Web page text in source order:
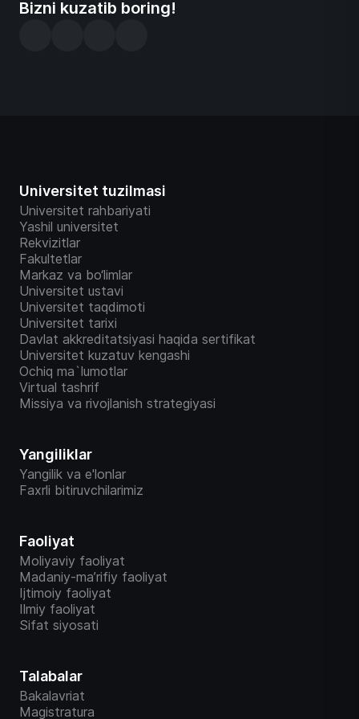
Bizni kuzatib boring!
Universitet tuzilmasi
Universitet rahbariyati
Yashil universitet
Rekvizitlar
Fakultetlar
Markaz va bo‘limlar
Universitet ustavi
Universitet taqdimoti
Universitet tarixi
Davlat akkreditatsiyasi haqida sertifikat
Universitet kuzatuv kengashi
Ochiq ma`lumotlar
Virtual tashrif
Missiya va rivojlanish strategiyasi
Yangiliklar
Yangilik va e'lonlar
Faxrli bitiruvchilarimiz
Faoliyat
Moliyaviy faoliyat
Madaniy-ma’rifiy faoliyat
Ijtimoiy faoliyat
Ilmiy faoliyat
Sifat siyosati
Talabalar
Bakalavriat
Magistratura